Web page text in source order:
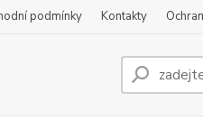
podmínky Kontakty